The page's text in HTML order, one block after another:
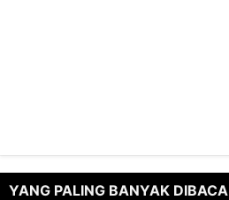
YANG PALING BANYAK DIBACA